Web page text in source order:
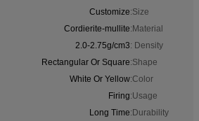
Size:
Customize
Material:
Cordierite-mullite
Density :
2.0-2.75g/cm3
Shape:
Rectangular Or Square
Color:
White Or Yellow
Usage:
Firing
Durability:
Long Time